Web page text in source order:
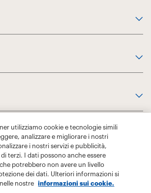
utilizziamo cookie e tecnologie simili
analizzare e migliorare i nostri
i nostri servizi e pubblicità,
terzi. I dati possono anche essere
potrebbero non avere un livello
dei dati. Ulteriori informazioni si
nostre
informazioni sui cookie.